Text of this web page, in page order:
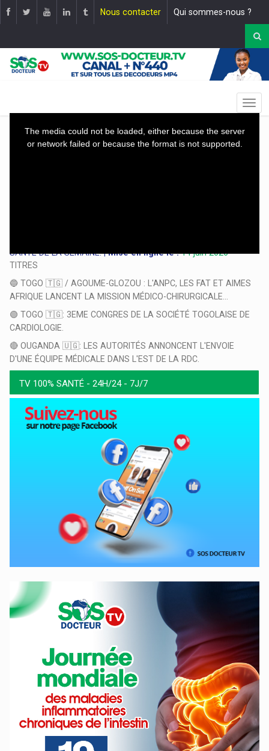
Nous contacter Qui sommes-nous ?
The media could not be loaded, either because the server
or network failed or because the format is not supported.
SANTÉ DE LA SEMAINE. |Mise en ligne le : 14 juin 2026
TITRES
🔵 TOGO 🇹🇬 / AGOUME-GLOZOU : L'ANPC, LES FAT ET AIMES
AFRIQUE LANCENT LA MISSION MÉDICO-CHIRURGICALE...
🟢 TOGO 🇹🇬: 3EME CONGRES DE LA SOCIÉTÉ TOGOLAISE DE
CARDIOLOGIE.
🔴 OUGANDA 🇺🇬: LES AUTORITÉS ANNONCENT L'ENVOIE
D'UNE ÉQUIPE MÉDICALE DANS L'EST DE LA RDC.
TV 100% SANTÉ - 24H/24 - 7J/7